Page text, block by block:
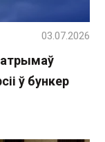
атрымаў
ў бункер
03.07.2026